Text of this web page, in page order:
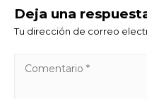
Deja una
Tu dirección de correo